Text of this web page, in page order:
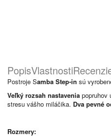
PopisVlastnosti
Postroje Samba Step-in sú
Veľký rozsah nastavenia popruhov
stresu vášho miláčika. Dva pevné
Rozmery: